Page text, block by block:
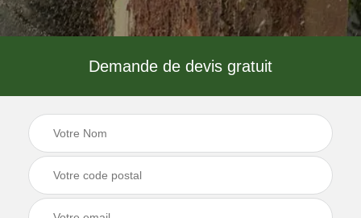
Demande de devis gratuit